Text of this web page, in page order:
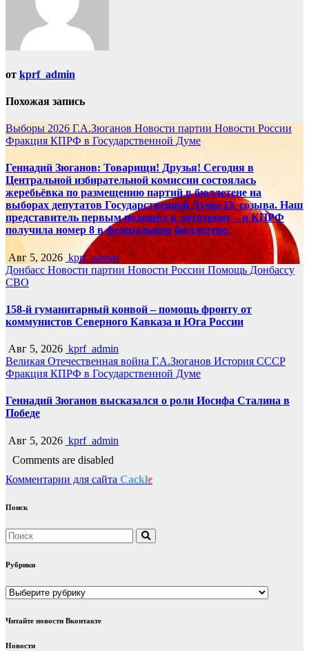
от kprf_admin
Похожая запись
Выборы 2026 Г.А.Зюганов Новости партии Новости России
Фракция КПРФ в Государственной Думе
Геннадий Зюганов: Товарищи! Друзья! Сегодня в
Центральной избирательной комиссии состоялась
жеребьёвка по размещению партий в бюллетене на
выборах депутатов Государственной Думы IX созыва. Наш
представитель первым подошёл к лототрону – и КПРФ
получила номер 8 в федеральном бюллетене.
Авг 5, 2026 kprf_admin
Донбасс Новости партии Новости России Помощь Донбассу
СВО
158-й гуманитарный конвой – помощь фронту от
коммунистов Северного Кавказа и Юга России
Авг 5, 2026 kprf_admin
Великая Отечественная война Г.А.Зюганов История СССР
Фракция КПРФ в Государственной Думе
Геннадий Зюганов высказался о роли Иосифа Сталина в
Победе
Авг 5, 2026 kprf_admin
Comments are disabled
Комментарии для сайта Cackle
Поиск
Рубрики
Рубрики
Читайте новости Вконтакте
Новости